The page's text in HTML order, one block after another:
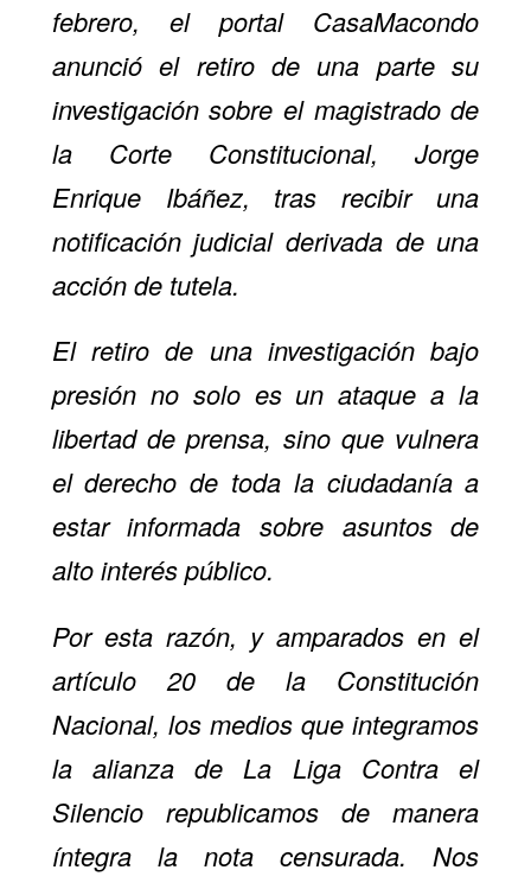
febrero, el portal CasaMacondo
anunció el retiro de una parte su
investigación sobre el magistrado de
la Corte Constitucional, Jorge
Enrique Ibáñez, tras recibir una
notificación judicial derivada de una
acción de tutela.
El retiro de una investigación bajo
presión no solo es un ataque a la
libertad de prensa, sino que vulnera
el derecho de toda la ciudadanía a
estar informada sobre asuntos de
alto interés público.
Por esta razón, y amparados en el
artículo 20 de la Constitución
Nacional, los medios que integramos
la alianza de La Liga Contra el
Silencio republicamos de manera
íntegra la nota censurada. Nos